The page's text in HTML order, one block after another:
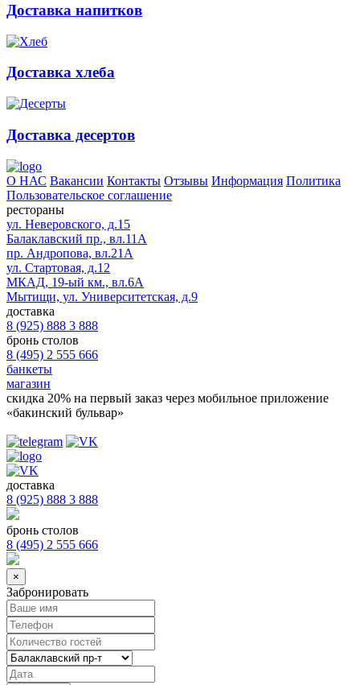
Доставка напитков
Доставка хлеба
Доставка десертов
О НАС Вакансии Контакты Отзывы Информация Политика
Пользовательское соглашение
рестораны
ул. Неверовского, д.15
Балаклавский пр., вл.11А
пр. Андропова, вл.21А
ул. Стартовая, д.12
МКАД, 19-ый км., вл.6А
Мытищи, ул. Университетская, д.9
доставка
8 (925) 888 3 888
бронь столов
8 (495) 2 555 666
банкеты
магазин
скидка 20% на первый заказ через мобильное приложение
«бакинский бульвар»
доставка
8 (925) 888 3 888
бронь столов
8 (495) 2 555 666
×
Забронировать